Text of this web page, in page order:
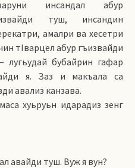
инсандал абур
туш, инсандин
амалри ва хесетри
тIварцел абур гъизвайди
лугьудай бубайрин гафар
я. Заз и макъала са
авализ канзава.
хуьруьн идарадиз зенг
авайди туш. Вуж я вун?